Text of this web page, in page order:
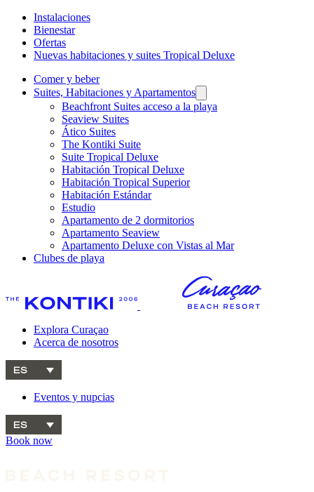
Instalaciones
Bienestar
Ofertas
Nuevas habitaciones y suites Tropical Deluxe
Comer y beber
Suites, Habitaciones y Apartamentos
Beachfront Suites acceso a la playa
Seaview Suites
Ático Suites
The Kontiki Suite
Suite Tropical Deluxe
Habitación Tropical Deluxe
Habitación Tropical Superior
Habitación Estándar
Estudio
Apartamento de 2 dormitorios
Apartamento Seaview
Apartamento Deluxe con Vistas al Mar
Clubes de playa
Explora Curaçao
Acerca de nosotros
ES
Eventos y nupcias
ES
Book now